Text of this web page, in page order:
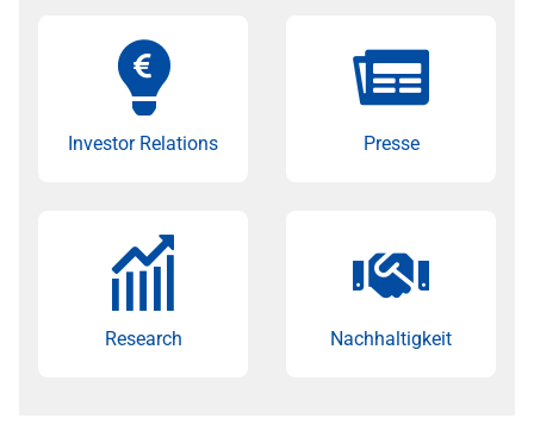
Investor Relations Presse
Research Nachhaltigkeit